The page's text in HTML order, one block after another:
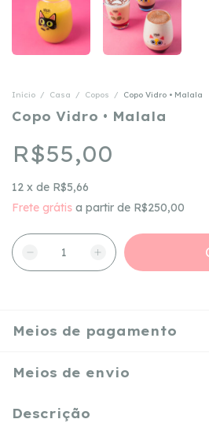
Início / Casa / Copos / Copo Vidro • Malala
Copo Vidro • Malala
R$55,00
12 x de R$5,66
Frete grátis a partir de R$250,00
Meios de pagamento
Meios de envio
Descrição